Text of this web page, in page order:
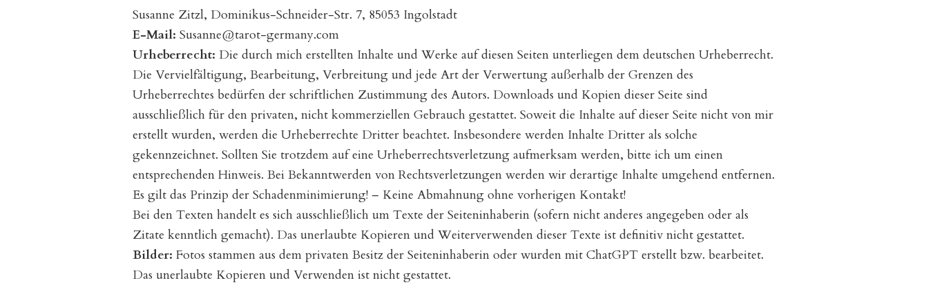
Susanne Zitzl, Dominikus-Schneider-Str. 7, 85053 Ingolstadt
E-Mail: Susanne@tarot-germany.com
Urheberrecht: Die durch mich erstellten Inhalte und Werke auf diesen Seiten unterliegen dem deutschen Urheberrecht.
Die Vervielfältigung, Bearbeitung, Verbreitung und jede Art der Verwertung außerhalb der Grenzen des
Urheberrechtes bedürfen der schriftlichen Zustimmung des Autors. Downloads und Kopien dieser Seite sind
ausschließlich für den privaten, nicht kommerziellen Gebrauch gestattet. Soweit die Inhalte auf dieser Seite nicht von mir
erstellt wurden, werden die Urheberrechte Dritter beachtet. Insbesondere werden Inhalte Dritter als solche
gekennzeichnet. Sollten Sie trotzdem auf eine Urheberrechtsverletzung aufmerksam werden, bitte ich um einen
entsprechenden Hinweis. Bei Bekanntwerden von Rechtsverletzungen werden wir derartige Inhalte umgehend entfernen.
Es gilt das Prinzip der Schadenminimierung! – Keine Abmahnung ohne vorherigen Kontakt!
Bei den Texten handelt es sich ausschließlich um Texte der Seiteninhaberin (sofern nicht anderes angegeben oder als
Zitate kenntlich gemacht). Das unerlaubte Kopieren und Weiterverwenden dieser Texte ist definitiv nicht gestattet.
Bilder: Fotos stammen aus dem privaten Besitz der Seiteninhaberin oder wurden mit ChatGPT erstellt bzw. bearbeitet.
Das unerlaubte Kopieren und Verwenden ist nicht gestattet.